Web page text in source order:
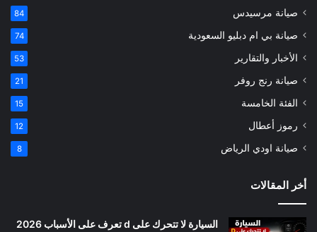
صيانة مرسيدس 84
صيانة بي ام دبليو السعودية 74
الأخبار والتقارير 53
صيانة رنج روفر 21
الفئة الخامسة 15
رموز أعطال 12
صيانة اودي الرياض 8
أخر المقالات
السيارة لا تتحرك على d تعرف على الأسباب 2026